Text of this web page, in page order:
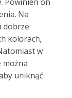
Na
dobrze
kolorach,
w
można
uniknąć